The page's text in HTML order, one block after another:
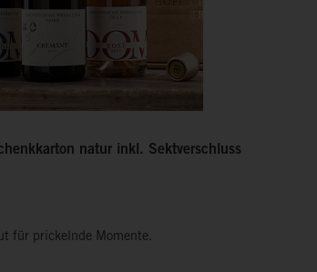
natur inkl. Sektverschluss
für prickelnde Momente.